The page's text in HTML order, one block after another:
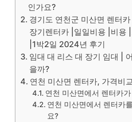
인가요?
경기도 연천군 미산면 렌터카
장기렌터카 |일일비용 |비용
|1박2일 2024년 후기
임대 대 리스 대 장기 임대 |
을까?
연천 미산면 렌터카, 가격비
연천 미산면에서 렌터카
연천 미산면에서 렌터카
요?